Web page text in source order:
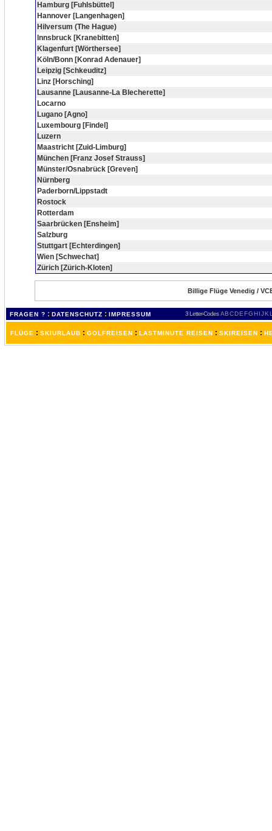
Hamburg [Fuhlsbüttel]
Hannover [Langenhagen]
Hilversum (The Hague)
Innsbruck [Kranebitten]
Klagenfurt [Wörthersee]
Köln/Bonn [Konrad Adenauer]
Leipzig [Schkeuditz]
Linz [Horsching]
Lausanne [Lausanne-La Blecherette]
Locarno
Lugano [Agno]
Luxembourg [Findel]
Luzern
Maastricht [Zuid-Limburg]
München [Franz Josef Strauss]
Münster/Osnabrück [Greven]
Nürnberg
Paderborn/Lippstadt
Rostock
Rotterdam
Saarbrücken [Ensheim]
Salzburg
Stuttgart [Echterdingen]
Wien [Schwechat]
Zürich [Zürich-Kloten]
Billige Flüge Venedig /
FRAGEN ? : DATENSCHUTZ : IMPRESSUM 3 Letter-Codes ABCDEFGH IJKL
FLÜGE : SKIURLAUB : GOLFREISEN : LASTMINUTE REISEN : SKIREISEN :